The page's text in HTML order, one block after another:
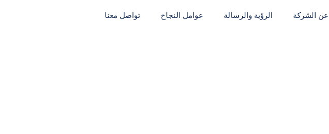
عن الشركة الرؤية والرسالة عوامل النجاح تواصل معنا